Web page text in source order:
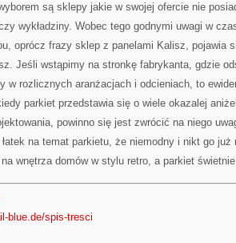
są sklepy jakie w swojej ofercie nie
wykładziny. Wobec tego godnymi uwagi w
oprócz frazy sklep z panelami Kalisz, pojawia
Jeśli wstąpimy na stronkę fabrykanta, gdzie
w rozlicznych aranżacjach i odcieniach, to
parkiet przedstawia się o wiele okazalej
powinno się jest zwrócić na niego
na temat parkietu, że niemodny i nikt go
wnętrza domów w stylu retro, a parkiet
blue.de/spis-tresci